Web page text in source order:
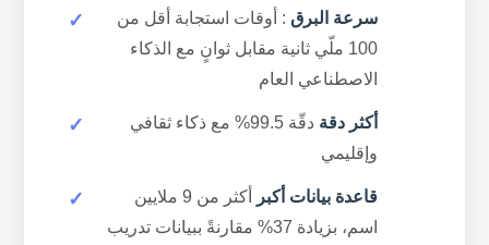
سرعة البرق : أوقات استجابة أقل من
100 ملّي ثانية مقابل ثوانٍ مع الذكاء
الاصطناعي العام
أكثر دقة
دقّة 99.5% مع ذكاء ثقافي
وإقليمي
قاعدة بيانات أكبر
أكثر من 9 ملايين
اسم، بزيادة 37% مقارنةً ببيانات تدريب